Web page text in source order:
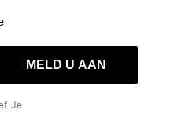
MELD U AAN
Je